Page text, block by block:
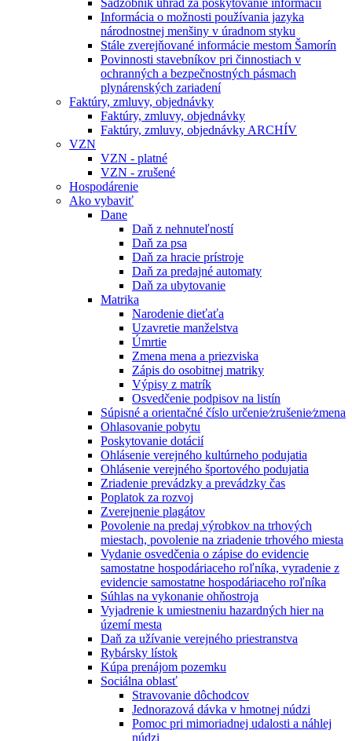
Sadzobník úhrad za poskytovanie informácií
Informácia o možnosti používania jazyka
národnostnej menšiny v úradnom styku
Stále zverejňované informácie mestom Šamorín
Povinnosti stavebníkov pri činnostiach v
ochranných a bezpečnostných pásmach
plynárenských zariadení
Faktúry, zmluvy, objednávky
Faktúry, zmluvy, objednávky
Faktúry, zmluvy, objednávky ARCHÍV
VZN
VZN - platné
VZN - zrušené
Hospodárenie
Ako vybaviť
Dane
Daň z nehnuteľností
Daň za psa
Daň za hracie prístroje
Daň za predajné automaty
Daň za ubytovanie
Matrika
Narodenie dieťaťa
Uzavretie manželstva
Úmrtie
Zmena mena a priezviska
Zápis do osobitnej matriky
Výpisy z matrík
Osvedčenie podpisov na listín
Súpisné a orientačné číslo určenie⁄zrušenie⁄zmena
Ohlasovanie pobytu
Poskytovanie dotácií
Ohlásenie verejného kultúrneho podujatia
Ohlásenie verejného športového podujatia
Zriadenie prevádzky a prevádzky čas
Poplatok za rozvoj
Zverejnenie plagátov
Povolenie na predaj výrobkov na trhových
miestach, povolenie na zriadenie trhového miesta
Vydanie osvedčenia o zápise do evidencie
samostatne hospodáriaceho roľníka, vyradenie z
evidencie samostatne hospodáriaceho roľníka
Súhlas na vykonanie ohňostroja
Vyjadrenie k umiestneniu hazardných hier na
území mesta
Daň za užívanie verejného priestranstva
Rybársky lístok
Kúpa prenájom pozemku
Sociálna oblasť
Stravovanie dôchodcov
Jednorazová dávka v hmotnej núdzi
Pomoc pri mimoriadnej udalosti a náhlej
núdzi